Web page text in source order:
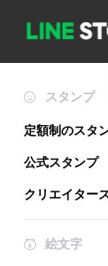
スタンプ
定額制のスタ
公式スタンプ
クリエイター
絵文字